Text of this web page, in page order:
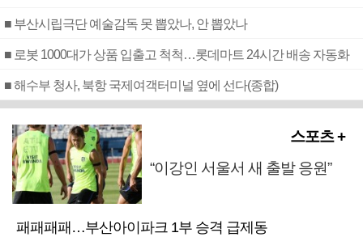
■ 부산시립극단 예술감독 못 뽑았나, 안 뽑았나
■ 로봇 1000대가 상품 입출고 척척…롯데마트 24시간 배송 자동화
■ 해수부 청사, 북항 국제여객터미널 옆에 선다(종합)
스포츠 +
“이강인 서울서 새 출발 응원”
패패패패…부산아이파크 1부 승격 급제동